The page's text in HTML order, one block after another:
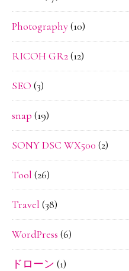
Photography(10)
RICOH GR2(12)
SEO (3)
snap (19)
SONY DSC WX500 (2)
Tool (26)
Travel (38)
WordPress (6)
ドローン (1)